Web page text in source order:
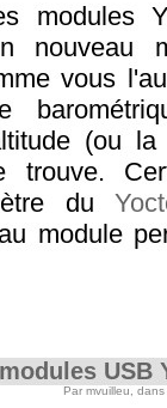
modules
nouveau
vous
(ou
trouve.
du
module
USB
Par mvuilleu, dans